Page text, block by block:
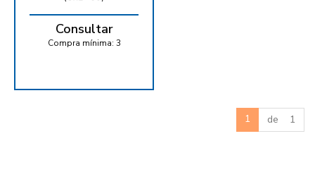
Consultar
Compra mínima: 3
1 de 1